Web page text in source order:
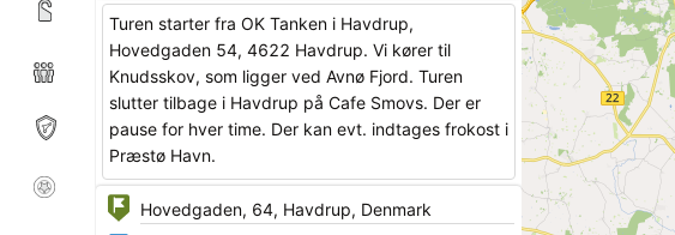
Turen starter fra OK Tanken i Havdrup,
Hovedgaden 54, 4622 Havdrup. Vi kører til
Knudsskov, som ligger ved Avnø Fjord. Turen
slutter tilbage i Havdrup på Cafe Smovs. Der er
pause for hver time. Der kan evt. indtages frokost i
Præstø Havn.